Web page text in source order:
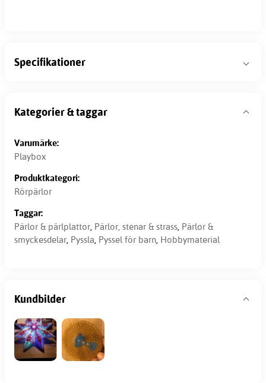
Specifikationer
Kategorier & taggar
Varumärke:
Playbox
Produktkategori:
Rörpärlor
Taggar:
Pärlor & pärlplattor, Pärlor, stenar & strass, Pärlor &
smyckesdelar, Pyssla, Pyssel för barn, Hobbymaterial
Kundbilder